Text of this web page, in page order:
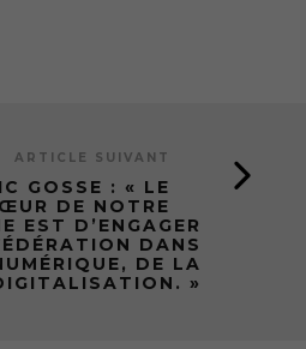
ARTICLE SUIVANT
GOSSE : « LE
DE NOTRE
EST D’ENGAGER
DANS
DE LA
»